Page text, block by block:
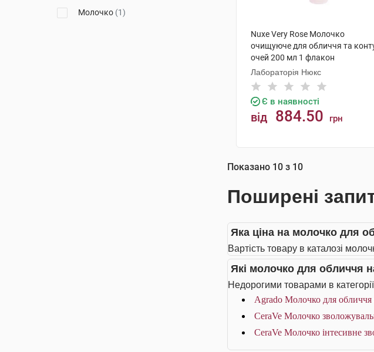
Молочко (1)
Nuxe Very Rose Молочко
очищуюче для обличчя та
очей 200 мл 1 флакон
Лабораторія Нюкс
Є в наявності
від 884.50 грн
Показано 10 з 10
Поширені
Яка ціна на молочко для
Вартість товару в каталозі
Які молочко для обличчя
Недорогими товарами в
Agrado Молочко для
CeraVe Молочко
CeraVe Молочко інтесивне